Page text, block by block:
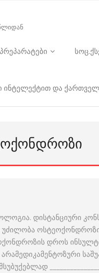
პრეპარატები
ინტელექტით და
დისტანციური
უძილობა
დროს